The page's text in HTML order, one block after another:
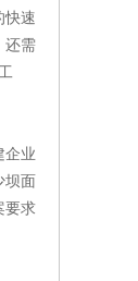
快速
还需
企业
坝面
要求